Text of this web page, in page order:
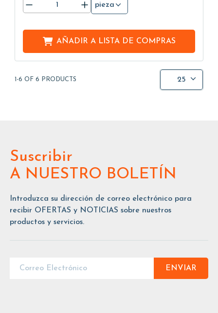
pieza
AÑADIR ALISTA DE COMPRAS
1-6 OF 6 PRODUCTS 25
Suscribir
A NUESTRO BOLETÍN
Introduzca su dirección de correo electrónico para
recibir OFERTAS y NOTICIAS sobre nuestros
productos y servicios.
ENVIAR